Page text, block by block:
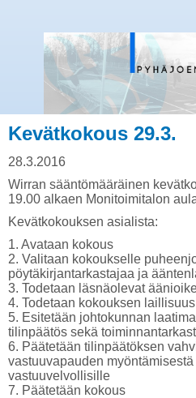
Kevätkokous 29.3.
28.3.2016
Wirran sääntömääräinen
19.00 alkaen Monitoimitalon
Kevätkokouksen asialista:
1. Avataan kokous
2. Valitaan kokoukselle
pöytäkirjantarkastajaa ja
3. Todetaan läsnäolevat
4. Todetaan kokouksen
5. Esitetään johtokunnan
tilinpäätös sekä
6. Päätetään tilinpäätöksen
vastuuvapauden
vastuuvelvollisille
7. Päätetään kokous